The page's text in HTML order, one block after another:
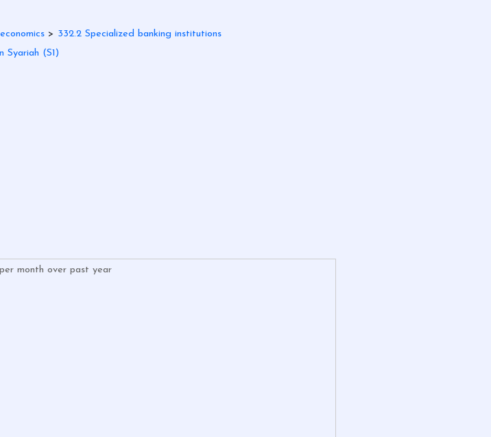
> 332.2 Specialized banking institutions
Syariah (S1)
month over past year